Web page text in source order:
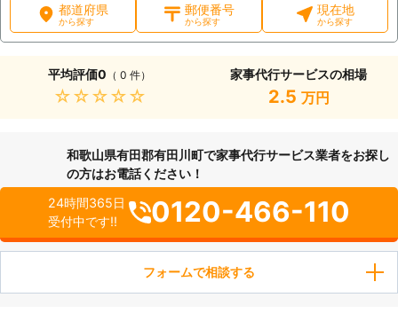
都道府県
から探す
郵便番号
から探す
現在地
から探す
平均評価0 （ 0 件）
★★★★★
家事代行サービスの相場
2.5 万円
和歌山県有田郡有田川町で家事代行サービス業者をお探し
の方はお電話ください！
24時間365日
受付中です!!
0120-466-110
フォームで相談する